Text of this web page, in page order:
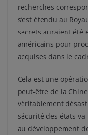
recherches
s’est étendu au
secrets auraient été
américains pour
acquises dans le
Cela est une
peut-être de la
véritablement
sécurité des états
au développement